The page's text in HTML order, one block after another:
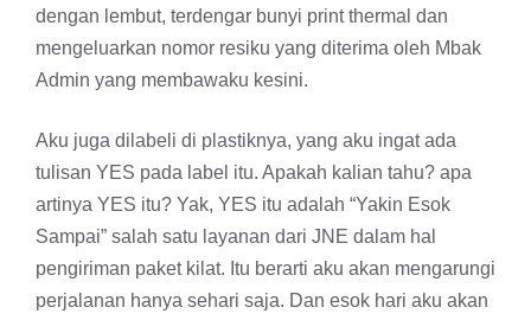
dengan lembut, terdengar bunyi print thermal dan
mengeluarkan nomor resiku yang diterima oleh Mbak
Admin yang membawaku kesini.
Aku juga dilabeli di plastiknya, yang aku ingat ada
tulisan YES pada label itu. Apakah kalian tahu? apa
artinya YES itu? Yak, YES itu adalah “Yakin Esok
Sampai” salah satu layanan dari JNE dalam hal
pengiriman paket kilat. Itu berarti aku akan mengarungi
perjalanan hanya sehari saja. Dan esok hari aku akan